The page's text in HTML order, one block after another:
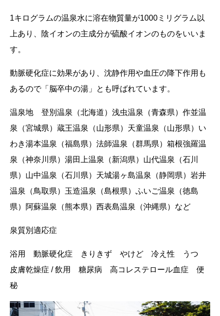
1キログラムの温泉水に溶在物質量が1000 ミリグラム以
上あり、陰イオンの主成分が硫酸イオンのものをいいま
す。
動脈硬化症に効果があり、沈静作用や血圧の降下作用も
あるので「脳卒中の湯」とも呼ばれています。
温泉地 登別温泉（北海道）浅虫温泉（青森県）作並温
泉（宮城県）蔵王温泉（山形県）天童温泉（山形県）い
わき湯本温泉（福島県）法師温泉（群馬県）箱根強羅温
泉（神奈川県）湯田上温泉（新潟県）山代温泉（石川
県）山中温泉（石川県）天城湯ヶ島温泉（静岡県）岩井
温泉（鳥取県）玉造温泉（島根県）ふいご温泉（徳島
県）阿蘇温泉（熊本県）西表島温泉（沖縄県）など
泉質別適応症
浴用 動脈硬化症 きりきず やけど 冷え性 うつ
皮膚乾燥症 /飲用 糖尿病 高コレステロール血症 便
秘